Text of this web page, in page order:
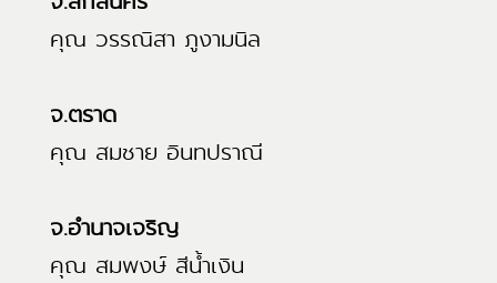
คุณ วรรณิสา ภูงามนิล
จ.ตราด
คุณ สมชาย อินทปราณี
จ.อำนาจเจริญ
คุณ สมพงษ์ สีน้ำเงิน